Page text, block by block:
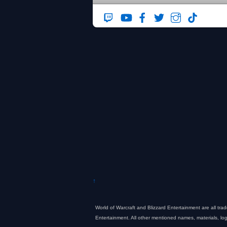
↑
World of Warcraft and Blizzard Entertainment are all
Entertainment. All other mentioned names, materials,